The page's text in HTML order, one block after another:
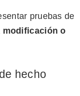
pruebas de
modificación o
hecho